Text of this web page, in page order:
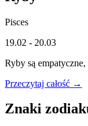
Pisces
19.02 - 20.03
Ryby są
Przeczytaj całość →
Znaki